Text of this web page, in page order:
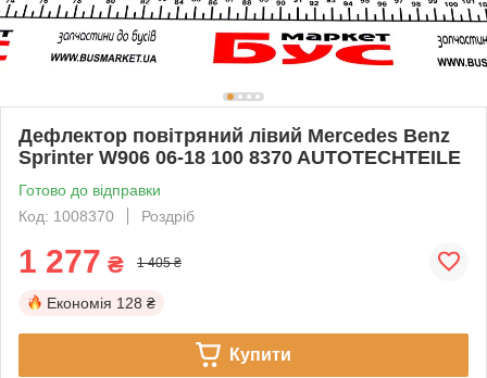
Дефлектор повітряний лівий Mercedes Benz
Sprinter W906 06-18 100 8370 AUTOTECHTEILE
Готово до відправки
Код: 1008370
Роздріб
1 277 ₴ 1 405 ₴
Економія 128 ₴
Купити